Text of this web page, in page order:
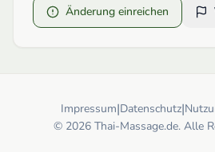
Änderung einreichen
Impressum|Datenschutz|
© 2026 Thai-Massage.de. Alle